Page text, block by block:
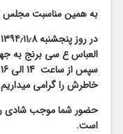
به همین مناسبت مجلس
العباس ع سی برنج به
خاطرش را گرامی میداریم.
حضور شما موجب شادی
است.